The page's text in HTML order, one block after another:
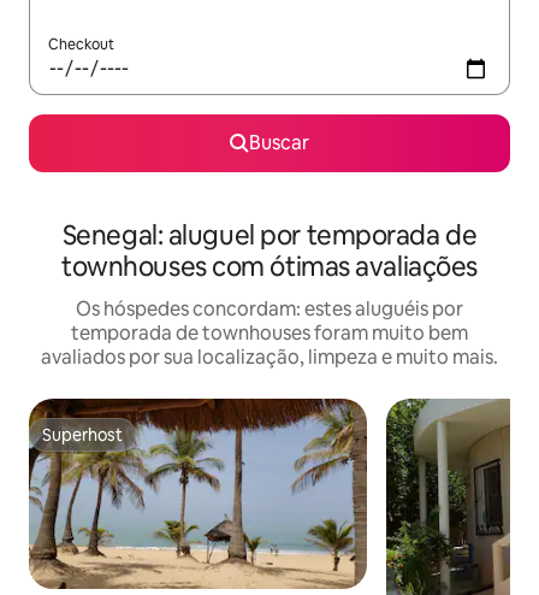
Checkout
Buscar
Senegal: aluguel por temporada de
townhouses com ótimas avaliações
Os hóspedes concordam: estes aluguéis por
temporada de townhouses foram muito bem
avaliados por sua localização, limpeza e muito mais.
Superhost
Superhost